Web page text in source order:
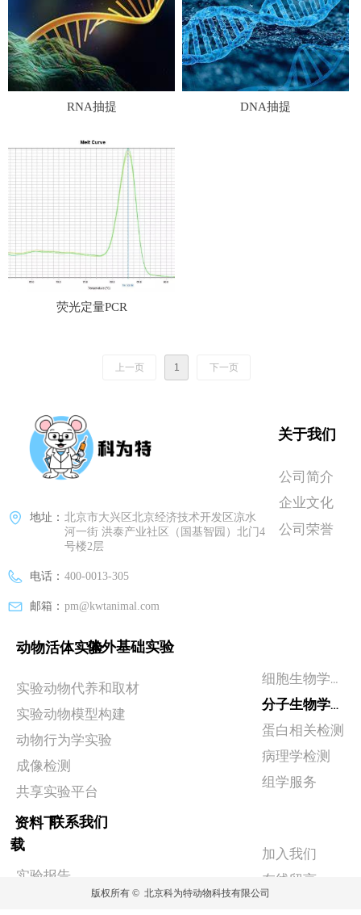
RNA抽提 DNA抽提
荧光定量PCR
上一页 1 下一页
地址： 北京市大兴区北京经济技术开发区凉水
河一街 洪泰产业社区（国基智园）北门4
号楼2层
电话： 400-0013-305
邮箱： pm@kwtanimal.com
体外基础实验
细胞生物学实验
分子生物学检测
蛋白相关检测
病理学检测
组学服务
实验报告
联系我们
加入我们
在线留言
关于我们
公司简介
企业文化
公司荣誉
实验动物代养和取材
实验动物模型构建
动物行为学实验
成像检测
共享实验平台
动物活体实验
资料下
载
版权所有 © 北京科为特动物科技有限公司